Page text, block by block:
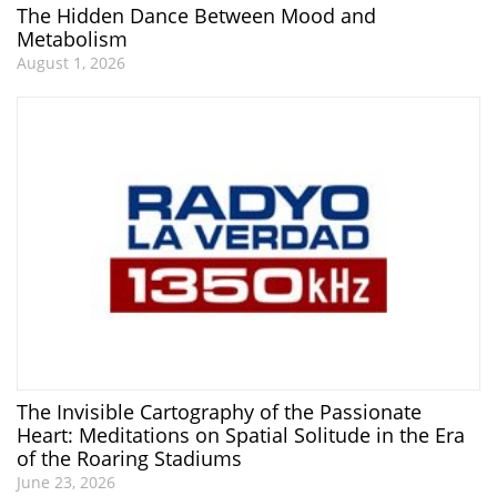
The Hidden Dance Between Mood and
Metabolism
August 1, 2026
The Invisible Cartography of the Passionate
Heart: Meditations on Spatial Solitude in the Era
of the Roaring Stadiums
June 23, 2026